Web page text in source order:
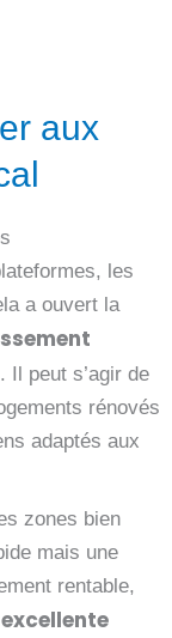
aux
les
a ouvert la
Il peut s’agir de
rénovés
adaptés aux
zones bien
mais une
rentable,
excellente